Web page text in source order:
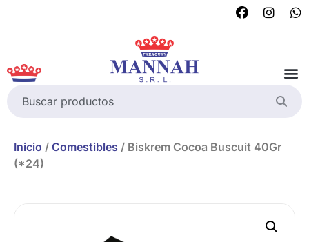
Inicio / Comestibles / Biskrem Cocoa Buscuit 40Gr
(*24)